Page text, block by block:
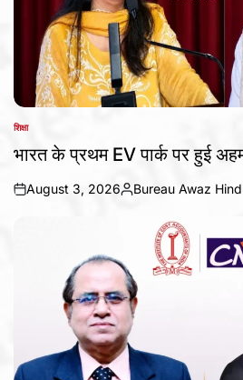
POSTED
शिक्षा
भारत के प्रथम EV पार्क पर हुई
on
August 3, 2026
Posted
Bureau Awaz